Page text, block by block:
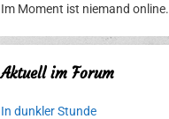
Im Moment ist niemand online.
Aktuell im Forum
In dunkler Stunde